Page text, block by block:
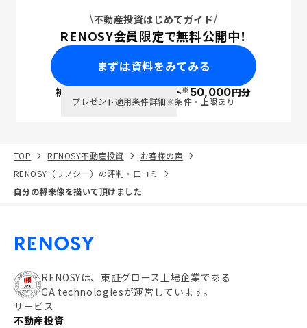
不動産投資はじめてガイド
RENOSY会員限定で無料公開中！
まずは資料をみてみる
初回面談で ポイント※50,000円分
プレゼント適用条件詳細※条件・上限あり
TOP RENOSY不動産投資
お客様の声
RENOSY（リノシー）の評判・口コミ
自分の将来像を描いて頂けました
RENOSYは、東証グロース上場企業である
GA technologiesが運営しています。
サービス
不動産投資